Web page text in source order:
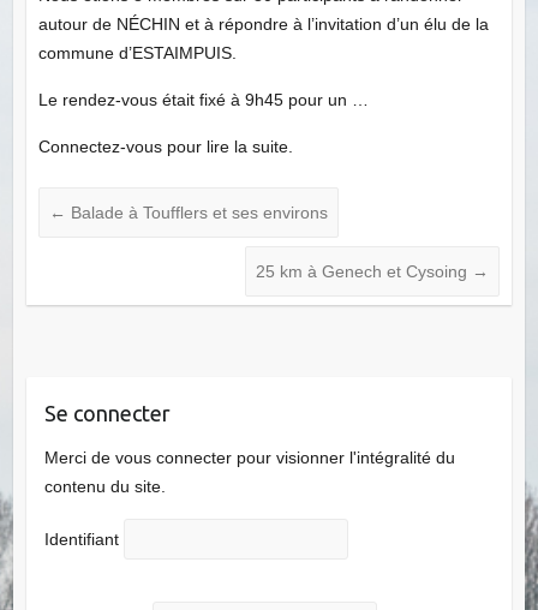
autour de NÉCHIN et à répondre à l’invitation d’un élu de la
commune d’ESTAIMPUIS.
Le rendez-vous était fixé à 9h45 pour un …
Connectez-vous pour lire la suite.
← Balade à Toufflers et ses environs
25 km à Genech et Cysoing →
Se connecter
Merci de vous connecter pour visionner l'intégralité du
contenu du site.
Identifiant